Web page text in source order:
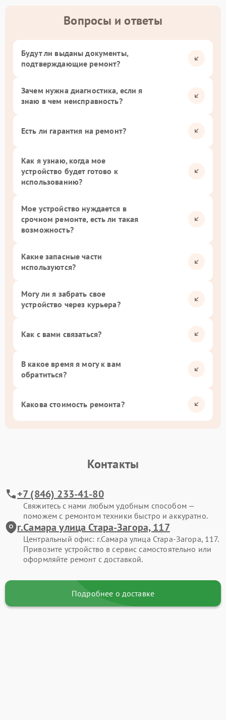
Вопросы и ответы
Будут ли выданы документы,
подтверждающие ремонт?
Зачем нужна диагностика, если я
знаю в чем неисправность?
Есть ли гарантия на ремонт?
Как я узнаю, когда мое
устройство будет готово к
использованию?
Мое устройство нуждается в
срочном ремонте, есть ли такая
возможность?
Какие запасные части
используются?
Могу ли я забрать свое
устройство через курьера?
Как с вами связаться?
В какое время я могу к вам
обратиться?
Какова стоимость ремонта?
Контакты
+7 (846) 233-41-80
Свяжитесь с нами любым удобным способом —
поможем с ремонтом техники быстро и аккуратно.
г.Самара улица Стара-Загора, 117
Центральный офис: г.Самара улица Стара-Загора, 117.
Привозите устройство в сервис самостоятельно или
оформляйте ремонт с доставкой.
Подробнее о доставке